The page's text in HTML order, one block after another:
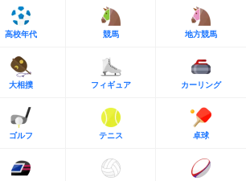
高校年代 競馬 地方競馬
大相撲 フィギュア カーリング
ゴルフ テニス 卓球